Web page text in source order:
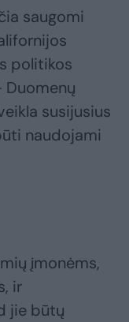
saugomi
politikos
Duomenų
susijusius
naudojami
įmonėms,
ir
jie būtų